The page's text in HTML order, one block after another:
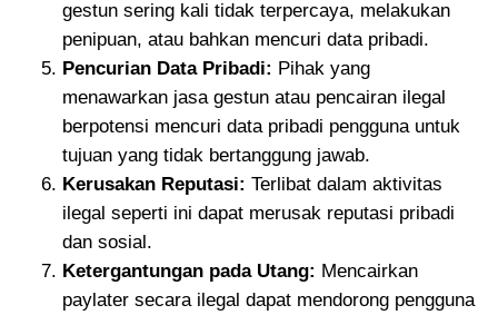
gestun sering kali tidak terpercaya, melakukan
penipuan, atau bahkan mencuri data pribadi.
Pencurian Data Pribadi: Pihak yang
menawarkan jasa gestun atau pencairan ilegal
berpotensi mencuri data pribadi pengguna untuk
tujuan yang tidak bertanggung jawab.
Kerusakan Reputasi: Terlibat dalam aktivitas
ilegal seperti ini dapat merusak reputasi pribadi
dan sosial.
Ketergantungan pada Utang: Mencairkan
paylater secara ilegal dapat mendorong pengguna